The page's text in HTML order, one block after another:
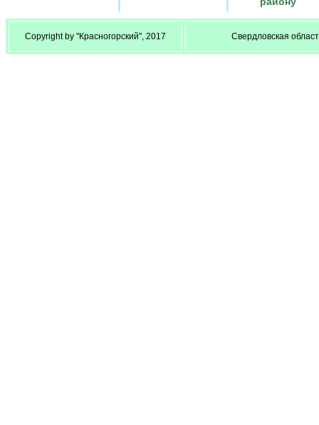
Copyright by "Красногорский", 2017 Свердловская